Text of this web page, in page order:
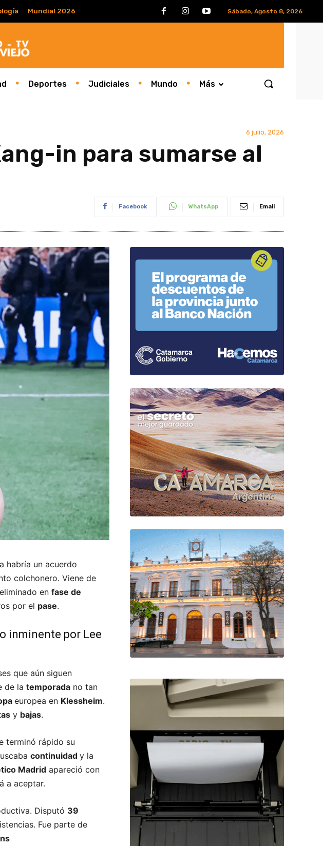
Sábado, Agosto 8, 2026
Mundial 2026
Deportes Judiciales Mundo Más
6 julio, 2026
in para sumarse al
Facebook WhatsApp Email
habría un acuerdo
colchonero. Viene de
en fase de
por el pase.
inminente por Lee
que aún siguen
de la temporada no tan
europea en Klessheim.
y bajas.
terminó rápido su
continuidad y la
Madrid apareció con
a aceptar.
Disputó 39
Fue parte de